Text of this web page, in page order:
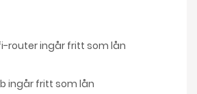
router ingår fritt som lån
ingår fritt som lån